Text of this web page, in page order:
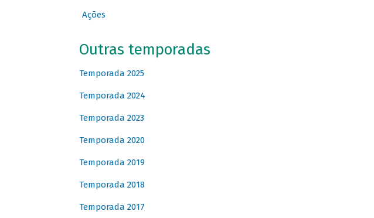
Ações
Outras temporadas
Temporada 2025
Temporada 2024
Temporada 2023
Temporada 2020
Temporada 2019
Temporada 2018
Temporada 2017